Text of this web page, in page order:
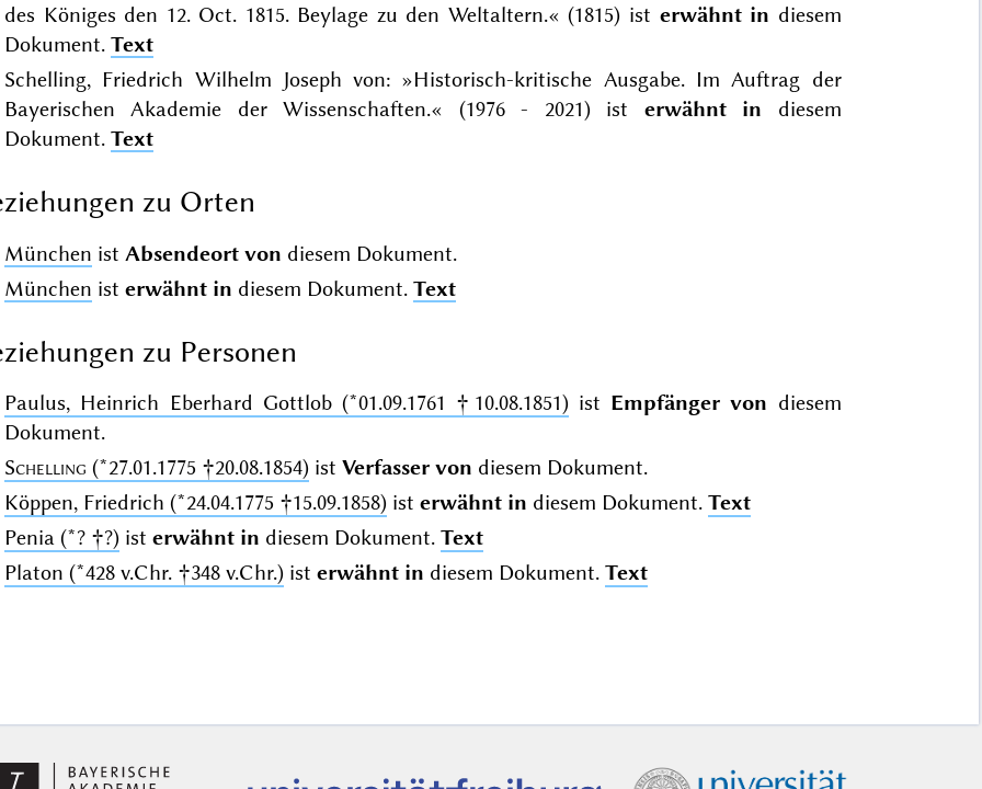
des Königes den 12. Oct. 1815. Beylage zu den Weltaltern.« (1815) ist erwähnt in diesem
Dokument. Text
Schelling, Friedrich Wilhelm Joseph von: »Historisch-kritische Ausgabe. Im Auftrag der
Bayerischen Akademie der Wissenschaften.« (1976 - 2021) ist erwähnt in diesem
Dokument. Text
zu Orten
München ist Absendeort von diesem Dokument.
München ist erwähnt in diesem Dokument. Text
zu Personen
Paulus, Heinrich Eberhard Gottlob (*01.09.1761 †10.08.1851)ist Empfänger von diesem
Dokument.
Schelling (*27.01.1775 †20.08.1854)ist Verfasser von diesem Dokument.
Köppen, Friedrich (*24.04.1775 †15.09.1858)ist erwähnt in diesem Dokument. Text
Penia (*? †?)ist erwähnt in diesem Dokument. Text
Platon (*428 v.Chr. †348 v.Chr.)ist erwähnt in diesem Dokument. Text